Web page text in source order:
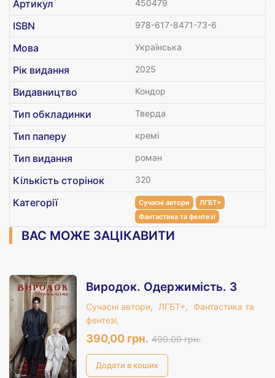
Артикул 450479
ISBN 978-617-8471-73-6
Мова Українська
Рік видання 2025
Видавництво Кондор
Тип обкладинки Тверда
Тип паперу кремі
Тип видання роман
Кількість сторінок 320
Категорії Сучасні автори
ЛГБТ+
Фантастика та фентезі
ВАС МОЖЕ ЗАЦІКАВИТИ
Виродок. Одержимість. 3
Сучасні автори, ЛГБТ+,
Фантастика та
фентезі,
390,00 грн. 490.00 грн.